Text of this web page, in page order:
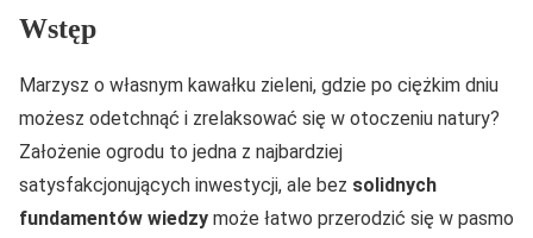
Wstęp
Marzysz o własnym kawałku zieleni, gdzie po ciężkim dniu
możesz odetchnąć i zrelaksować się w otoczeniu natury?
Założenie ogrodu to jedna z najbardziej
satysfakcjonujących inwestycji, ale bez solidnych
fundamentów wiedzy może łatwo przerodzić się w pasmo